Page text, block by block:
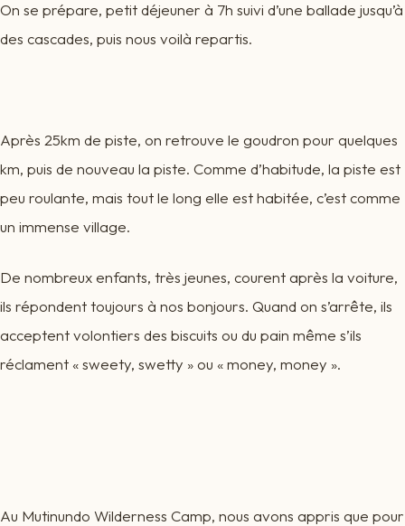
On se prépare, petit déjeuner à 7h suivi d’une ballade jusqu’à
des cascades, puis nous voilà repartis.
Après 25km de piste, on retrouve le goudron pour quelques
km, puis de nouveau la piste. Comme d’habitude, la piste est
peu roulante, mais tout le long elle est habitée, c’est comme
un immense village.
De nombreux enfants, très jeunes, courent après la voiture,
ils répondent toujours à nos bonjours. Quand on s’arrête, ils
acceptent volontiers des biscuits ou du pain même s’ils
réclament « sweety, swetty » ou « money, money ».
Au Mutinundo Wilderness Camp, nous avons appris que pour